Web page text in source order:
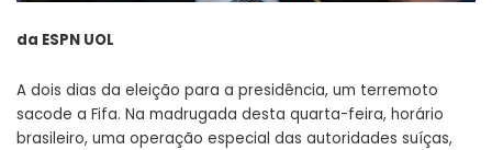
da ESPN UOL
A dois dias da eleição para a presidência, um terremoto
sacode a Fifa. Na madrugada desta quarta-feira, horário
brasileiro, uma operação especial das autoridades suíças,